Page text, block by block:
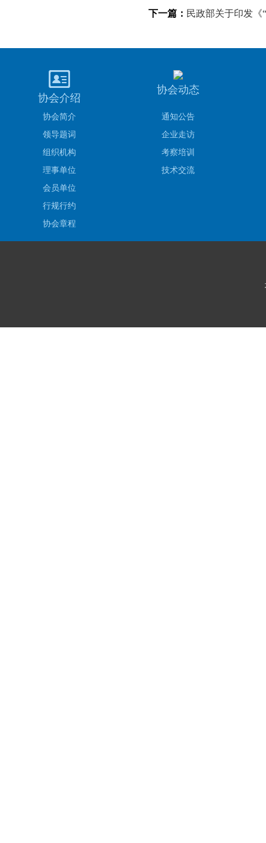
下一篇： 民政部关于印发《
协会介绍
协会简介
领导题词
组织机构
理事单位
会员单位
行规行约
协会章程
协会动态
通知公告
企业走访
考察培训
技术交流